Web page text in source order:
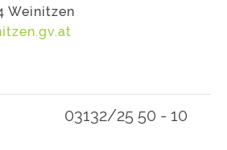
Weinitzen
03132/25 50 - 10